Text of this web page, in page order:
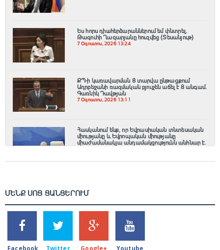
Ես հորս դիшհերձարաններում եմ փնտրել.
Թագուհի Ղազարյանը հուզվեց (Տեսանյութ)
7 Օգոստոս, 2026 13:24
ՔՊ-ի կառավարման 8 տարվա ընթացքում
Ադրբեջանի ռազմական բյուջեն աճել է 8 անգամ.
Գառնիկ Դավթյան
7 Օգոստոս, 2026 13:11
Հասկանում ենք, որ Եվրասիական տնտեսական
միությանը և Եվրոպական միությանը
միաժամանակյա անդամակցությունն անհնար է.
ՄԵՆՔ ՍՈՑ ՑԱՆՑԵՐՈՒՄ
2k
SHARES
Facebook
1.5k
TWEETS
Twitter
203
SHARES
Google+
620
SHARES
Youtube